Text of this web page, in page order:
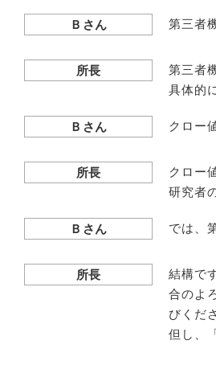
Ｂさん 第三者
所長
第三者
具体的
Ｂさん クロー
所長
クロー
研究者
Ｂさん では、
所長
結構で
合のよ
びくだ
但し、